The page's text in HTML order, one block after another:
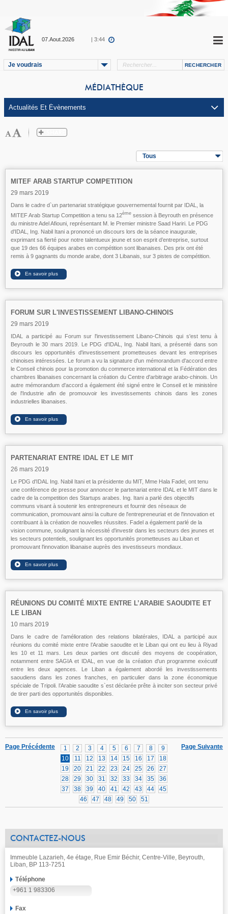
07.Aout.2026 | 3:44
Je voudrais
MÉDIATHÈQUE
Tous
MITEF ARAB STARTUP COMPETITION
29 mars 2019
Dans le cadre d`un partenariat stratégique gouvernemental fournit par IDAL, la
MITEF Arab Startup Competition a tenu sa 12ème session à Beyrouth en présence
du ministre Adel Afiouni, représentant M. le Premier ministre Saad Hariri. Le PDG
d'IDAL, Ing. Nabil Itani a prononcé un discours lors de la séance inaugurale,
exprimant sa fierté pour notre talentueux jeune et son esprit d’entreprise, surtout
que 19 des 66 équipes arabes en compétition sont libanaises. Des prix ont été
remis à 9 gagnants du monde arabe, dont 3 Libanais, sur 3 pistes de compétition.
FORUM SUR L'INVESTISSEMENT LIBANO-CHINOIS
29 mars 2019
IDAL a participé au Forum sur l'investissement Libano-Chinois qui s'est tenu à
Beyrouth le 30 mars 2019. Le PDG d'IDAL, Ing. Nabil Itani, a présenté dans son
discours les opportunités d'investissement prometteuses devant les entreprises
chinoises intéressées. Le forum a vu la signature d'un mémorandum d'accord entre
le Conseil chinois pour la promotion du commerce international et la Fédération des
chambres libanaises concernant la création du Centre d'arbitrage arabo-chinois. Un
autre mémorandum d'accord a également été signé entre le Conseil et le ministère
de l'Industrie afin de promouvoir les investissements chinois dans les zones
industrielles libanaises.
PARTENARIAT ENTRE IDAL ET LE MIT
26 mars 2019
Le PDG d'IDAL Ing. Nabil Itani et la présidente du MIT, Mme Hala Fadel, ont tenu
une conférence de presse pour annoncer le partenariat entre IDAL et le MIT dans le
cadre de la competition des Startups arabes. Ing. Itani a parlé des objectifs
communs visant à soutenir les entrepreneurs et fournir des réseaux de
communication, promouvant ainsi la culture de l'entrepreneuriat et de l'innovation et
contribuant à la création de nouvelles réussites. Fadel a également parlé de la
vision commune, soulignant la nécessité d'investir dans les secteurs des jeunes et
les secteurs potentiels, soulignant les opportunités prometteuses au Liban et
promouvant l'innovation libanaise auprès des investisseurs mondiaux.
RÉUNIONS DU COMITÉ MIXTE ENTRE L’ARABIE SAOUDITE ET
LE LIBAN
10 mars 2019
Dans le cadre de l’amélioration des relations bilatérales, IDAL a participé aux
réunions du comité mixte entre l’Arabie saoudite et le Liban qui ont eu lieu à Riyad
les 10 et 11 mars. Les deux parties ont discuté des moyens de coopération,
notamment entre SAGIA et IDAL, en vue de la création d'un programme exécutif
entre les deux agences. Le Liban a également abordé les investissements
saoudiens dans les zones franches, en particulier dans la zone économique
spéciale de Tripoli. l’Arabie saoudite s`est déclarée prête à inciter son secteur privé
de tirer parti des opportunités disponibles.
Page Suivante
1 2 3 4 5 6 7 8
9
10
11 12 13 14 15 16 17
18
19
20 21 22 23 24 25 26
27
28
29 30 31 32 33 34 35
36
37
38 39 40 41 42 43 44
45
46
47 48 49 50 51
Page Précédente
CONTACTEZ-NOUS
Immeuble Lazarieh, 4e étage, Rue Emir Béchir, Centre-Ville, Beyrouth,
Liban, BP 113-7251
Téléphone
+961 1 983306
Fax